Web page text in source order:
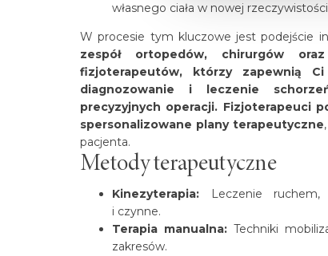
własnego ciała w nowej
W procesie tym kluczowe jest podejście
zespół ortopedów, chirurgów
fizjoterapeutów, którzy zapewnią
diagnozowanie i leczenie
precyzyjnych operacji. Fizjoterapeuci
spersonalizowane plany terapeutyczne
pacjenta.
Metody terapeutyczne
Kinezyterapia: Leczenie ruchem,
i czynne.
Terapia manualna: Techniki
zakresów.